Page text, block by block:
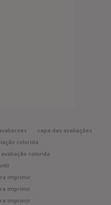
capa das avaliações
colorida
colorida
imprimir
imprimir
imprimir